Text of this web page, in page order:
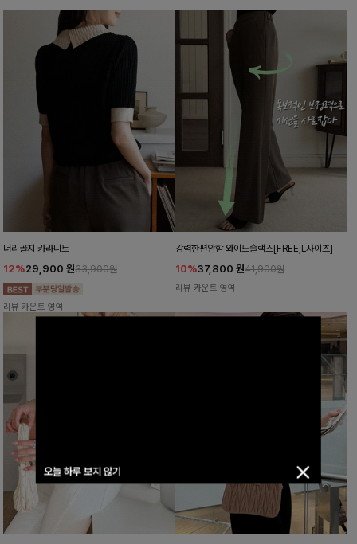
오늘 하루 보지 않기
더리골지 카라니트
12%29,900 원33,900원
리뷰 카운트 영역
강력한편안함 와이드슬랙스[FREE,L사이즈]
10%37,800 원41,900원
리뷰 카운트 영역